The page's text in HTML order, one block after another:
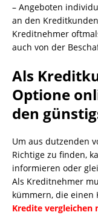
– Angeboten
an den
Kreditnehmer
auch von der
Als
Optione
den
Um aus dutzenden
Richtige zu finden,
informieren oder
Als Kreditnehmer
kümmern, die einen
Kredite vergleichen